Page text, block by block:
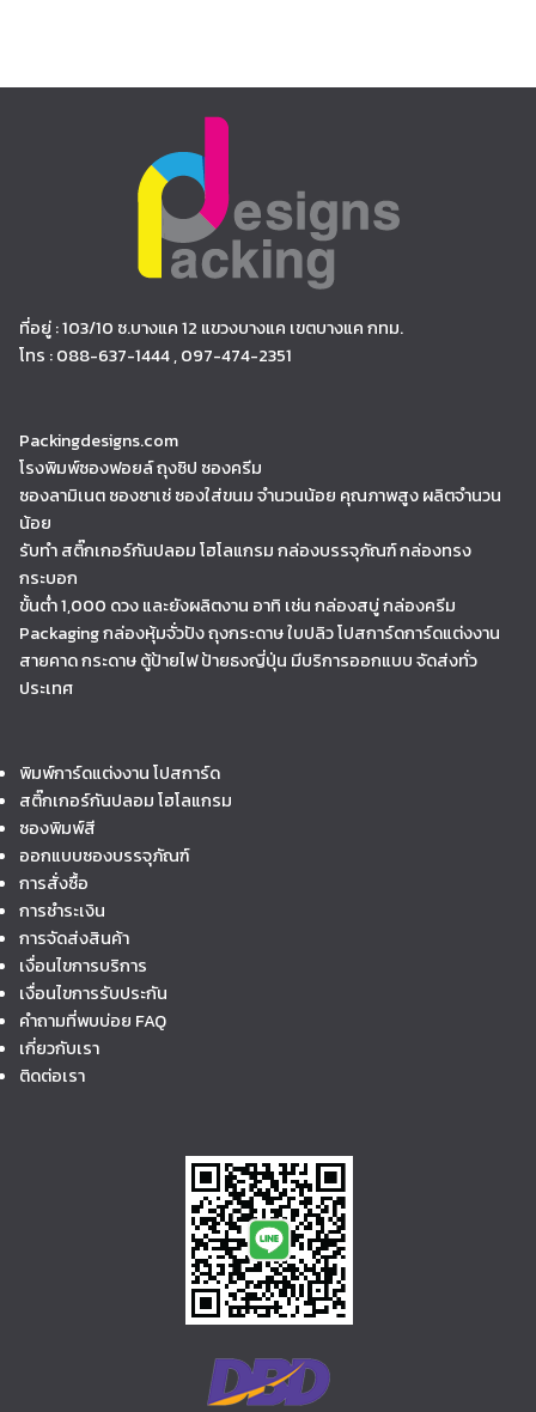
ที่อยู่ : 103/10 ซ.บางแค 12 แขวงบางแค เขตบางแค กทม.
โทร : 088-637-1444 , 097-474-2351
Packingdesigns.com
โรงพิมพ์ซองฟอยล์ ถุงซิป ซองครีม
ซองลามิเนต ซองซาเช่ ซองใส่ขนม จำนวนน้อย คุณภาพสูง ผลิตจำนวน
น้อย
รับทำ สติ๊กเกอร์กันปลอม โฮโลแกรม กล่องบรรจุภัณฑ์ กล่องทรง
กระบอก
ขั้นต่ำ 1,000 ดวง และยังผลิตงาน อาทิ เช่น กล่องสบู่ กล่องครีม
Packaging กล่องหุ้มจั่วปัง ถุงกระดาษ ใบปลิว โปสการ์ดการ์ดแต่งงาน
สายคาด กระดาษ ตู้ป้ายไฟ ป้ายธงญี่ปุ่น มีบริการออกแบบ จัดส่งทั่ว
ประเทศ
พิมพ์การ์ดแต่งงาน โปสการ์ด
สติ๊กเกอร์กันปลอม โฮโลแกรม
ซองพิมพ์สี
ออกแบบซองบรรจุภัณฑ์
การสั่งซื้อ
การชำระเงิน
การจัดส่งสินค้า
เงื่อนไขการบริการ
เงื่อนไขการรับประกัน
คำถามที่พบบ่อย FAQ
เกี่ยวกับเรา
ติดต่อเรา